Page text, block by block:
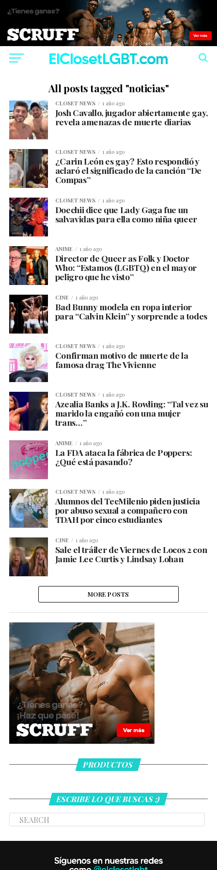
All posts tagged "noticias"
CLOSET NEWS 1 año ago
Josh Cavallo, jugador abiertamente gay,
revela amenazas de muerte diarias
CLOSET NEWS 1 año ago
¿Carin León es gay? Esto respondió y
aclaró el significado de la canción “De
Compas”
CLOSET NEWS 1 año ago
Doechii dice que Lady Gaga fue un
salvavidas para ella como niña queer
ANIME 1 año ago
Director de Queer as Folk y Doctor
Who: “Estamos (LGBTQ) en el mayor
peligro que he visto”
CINE 1 año ago
Bad Bunny modela en ropa interior
para “Calvin Klein” y sorprende a todes
CLOSET NEWS 1 año ago
Confirman motivo de muerte de la
famosa drag The Vivienne
CLOSET NEWS 1 año ago
Azealia Banks a J.K. Rowling: “Tal vez su
marido la engañó con una mujer
trans…”
ANIME 1 año ago
La FDA ataca la fábrica de Poppers:
¿Qué está pasando?
CLOSET NEWS 1 año ago
Alumnos del TecMilenio piden justicia
por abuso sexual a compañero con
TDAH por cinco estudiantes
CINE 1 año ago
Sale el tráiler de Viernes de Locos 2 con
Jamie Lee Curtis y Lindsay Lohan
MORE POSTS
PRODUCTOS
ESCRIBE LO QUE BUSCAS ;)